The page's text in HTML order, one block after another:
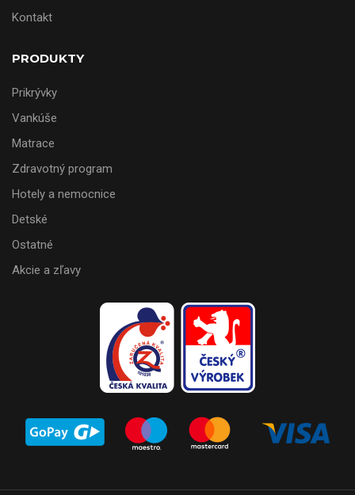
Kontakt
PRODUKTY
Prikrývky
Vankúše
Matrace
Zdravotný program
Hotely a nemocnice
Detské
Ostatné
Akcie a zľavy